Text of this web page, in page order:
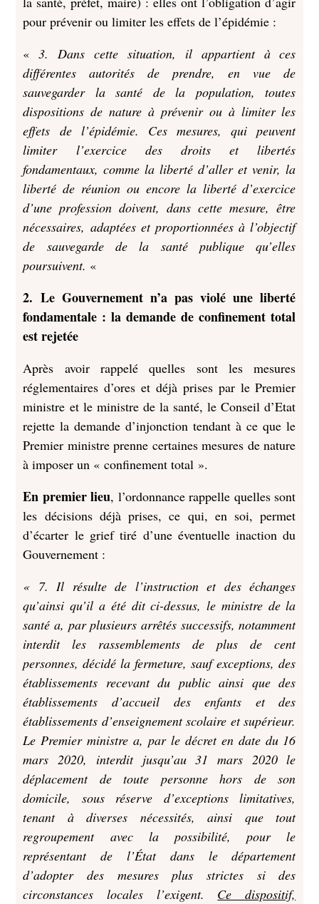
pour prévenir ou limiter les effets de l’épidémie :
«3. Dans cette situation, il appartient à ces
différentes autorités de prendre, en vue de
sauvegarder la santé de la population, toutes
dispositions de nature à prévenir ou à limiter les
effets de l’épidémie. Ces mesures, qui peuvent
limiter l’exercice des droits et libertés
fondamentaux, comme la liberté d’aller et venir, la
liberté de réunion ou encore la liberté d’exercice
d’une profession doivent, dans cette mesure, être
nécessaires, adaptées et proportionnées à l’objectif
de sauvegarde de la santé publique qu’elles
poursuivent. «
2. Le Gouvernement n’a pas violé une liberté
fondamentale : la demande de confinement total
est rejetée
Après avoir rappelé quelles sont les mesures
réglementaires d’ores et déjà prises par le Premier
ministre et le ministre de la santé, le Conseil d’Etat
rejette la demande d’injonction tendant à ce que le
Premier ministre prenne certaines mesures de nature
à imposer un « confinement total ».
En premier lieu, l’ordonnance rappelle quelles sont
les décisions déjà prises, ce qui, en soi, permet
d’écarter le grief tiré d’une éventuelle inaction du
Gouvernement :
« 7. Il résulte de l’instruction et des échanges
qu’ainsi qu’il a été dit ci-dessus, le ministre de la
santé a, par plusieurs arrêtés successifs, notamment
interdit les rassemblements de plus de cent
personnes, décidé la fermeture, sauf exceptions, des
établissements recevant du public ainsi que des
établissements d’accueil des enfants et des
établissements d’enseignement scolaire et supérieur.
Le Premier ministre a, par le décret en date du 16
mars 2020, interdit jusqu’au 31 mars 2020 le
déplacement de toute personne hors de son
domicile, sous réserve d’exceptions limitatives,
tenant à diverses nécessités, ainsi que tout
regroupement avec la possibilité, pour le
représentant de l’État dans le département
d’adopter des mesures plus strictes si des
circonstances locales l’exigent. Ce dispositif,